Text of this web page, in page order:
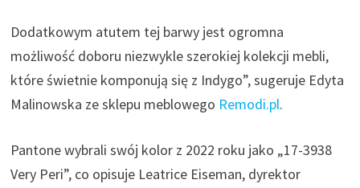
Dodatkowym atutem tej barwy jest ogromna
możliwość doboru niezwykle szerokiej kolekcji mebli,
które świetnie komponują się z Indygo”, sugeruje Edyta
Malinowska ze sklepu meblowego Remodi.pl.
Pantone wybrali swój kolor z 2022 roku jako „17-3938
Very Peri”, co opisuje Leatrice Eiseman, dyrektor